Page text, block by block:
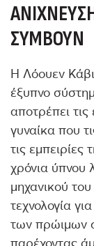
ΣΥΜΒΟΎΝ
Η Λόουεν
έξυπνο
αποτρέπει
γυναίκα που
τις εμπειρίες
χρόνια ύπνου
μηχανικού
τεχνολογία
των πρώιμων
παρέχοντας